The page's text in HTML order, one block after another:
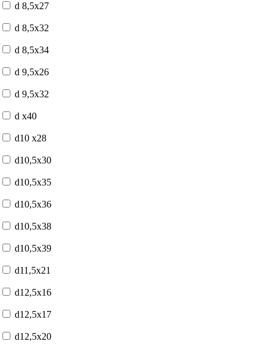
d 8,5x27
d 8,5x32
d 8,5x34
d 9,5x26
d 9,5x32
d x40
d10 x28
d10,5x30
d10,5x35
d10,5x36
d10,5x38
d10,5x39
d11,5x21
d12,5x16
d12,5x17
d12,5x20